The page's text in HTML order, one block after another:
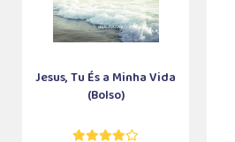
Jesus, Tu És a Minha Vida
(Bolso)